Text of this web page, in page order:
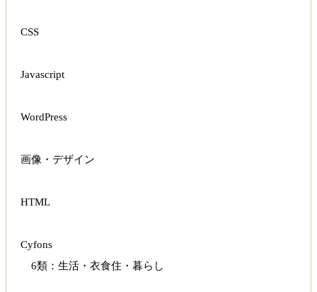
CSS
Javascript
WordPress
画像・デザイン
HTML
Cyfons
6類：生活・衣食住・暮らし